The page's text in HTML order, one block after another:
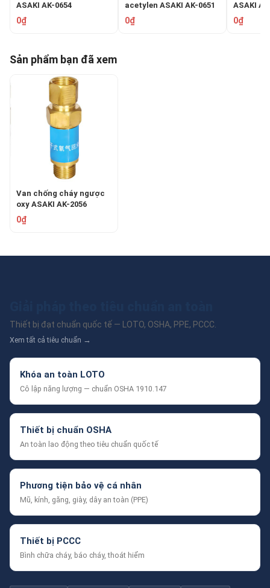
ASAKI AK-0654
0₫
acetylen ASAKI AK-0651
0₫
ASAKI
0₫
Sản phẩm bạn đã xem
Van chống cháy ngược
oxy ASAKI AK-2056
0₫
Thiết bị đạt chuẩn quốc tế — LOTO, OSHA, PPE, PCCC.
Xem tất cả tiêu chuẩn →
Khóa an toàn LOTO
Cô lập năng lượng — chuẩn OSHA 1910.147
Thiết bị chuẩn OSHA
An toàn lao động theo tiêu chuẩn quốc tế
Phương tiện bảo vệ cá nhân
Mũ, kính, găng, giày, dây an toàn (PPE)
Thiết bị PCCC
Bình chữa cháy, báo cháy, thoát hiểm